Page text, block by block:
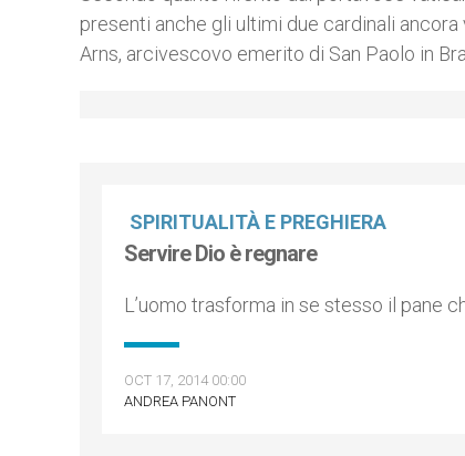
presenti anche gli ultimi due cardinali
Arns, arcivescovo emerito di San Paolo in
SPIRITUALITÀ E PREGHIERA
Servire Dio è regnare
L’uomo trasforma in se stesso il pane
OCT 17, 2014 00:00
ANDREA PANONT